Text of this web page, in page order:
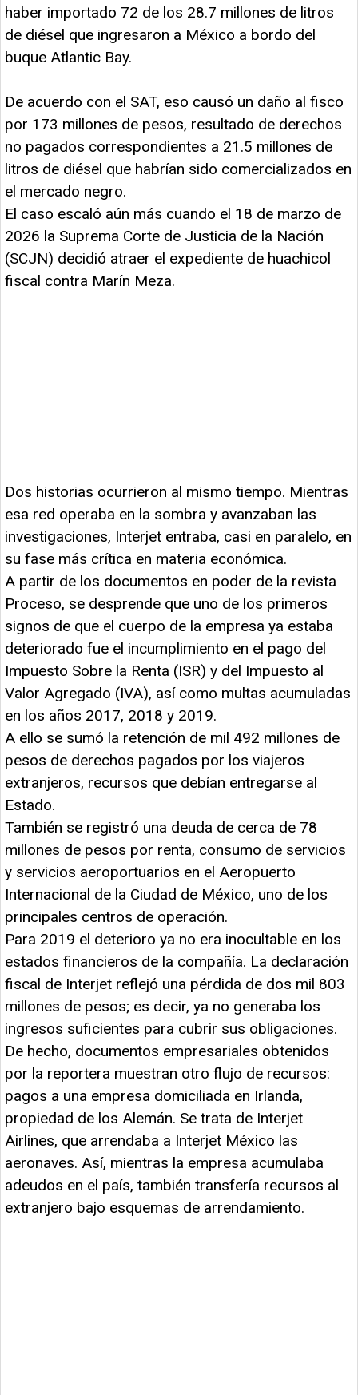
haber importado 72 de los 28.7 millones de litros
de diésel que ingresaron a México a bordo del
buque Atlantic Bay.
De acuerdo con el SAT, eso causó un daño al fisco
por 173 millones de pesos, resultado de derechos
no pagados correspondientes a 21.5 millones de
litros de diésel que habrían sido comercializados en
el mercado negro.
El caso escaló aún más cuando el 18 de marzo de
2026 la Suprema Corte de Justicia de la Nación
(SCJN) decidió atraer el expediente de huachicol
fiscal contra Marín Meza.
Dos historias ocurrieron al mismo tiempo. Mientras
esa red operaba en la sombra y avanzaban las
investigaciones, Interjet entraba, casi en paralelo, en
su fase más crítica en materia económica.
A partir de los documentos en poder de la revista
Proceso, se desprende que uno de los primeros
signos de que el cuerpo de la empresa ya estaba
deteriorado fue el incumplimiento en el pago del
Impuesto Sobre la Renta (ISR) y del Impuesto al
Valor Agregado (IVA), así como multas acumuladas
en los años 2017, 2018 y 2019.
A ello se sumó la retención de mil 492 millones de
pesos de derechos pagados por los viajeros
extranjeros, recursos que debían entregarse al
Estado.
También se registró una deuda de cerca de 78
millones de pesos por renta, consumo de servicios
y servicios aeroportuarios en el Aeropuerto
Internacional de la Ciudad de México, uno de los
principales centros de operación.
Para 2019 el deterioro ya no era inocultable en los
estados financieros de la compañía. La declaración
fiscal de Interjet reflejó una pérdida de dos mil 803
millones de pesos; es decir, ya no generaba los
ingresos suficientes para cubrir sus obligaciones.
De hecho, documentos empresariales obtenidos
por la reportera muestran otro flujo de recursos:
pagos a una empresa domiciliada en Irlanda,
propiedad de los Alemán. Se trata de Interjet
Airlines, que arrendaba a Interjet México las
aeronaves. Así, mientras la empresa acumulaba
adeudos en el país, también transfería recursos al
extranjero bajo esquemas de arrendamiento.